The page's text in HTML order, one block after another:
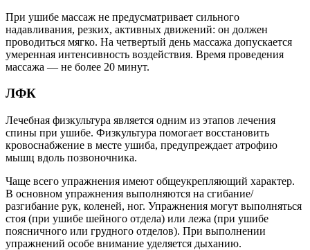
При ушибе массаж не предусматривает сильного
надавливания, резких, активных движений: он должен
проводиться мягко. На четвертый день массажа допускается
умеренная интенсивность воздействия. Время проведения
массажа — не более 20 минут.
ЛФК
Лечебная физкультура является одним из этапов лечения
спины при ушибе. Физкультура помогает восстановить
кровоснабжение в месте ушиба, предупреждает атрофию
мышц вдоль позвоночника.
Чаще всего упражнения имеют общеукрепляющий характер.
В основном упражнения выполняются на сгибание/
разгибание рук, коленей, ног. Упражнения могут выполняться
стоя (при ушибе шейного отдела) или лежа (при ушибе
поясничного или грудного отделов). При выполнении
упражнений особе внимание уделяется дыханию.